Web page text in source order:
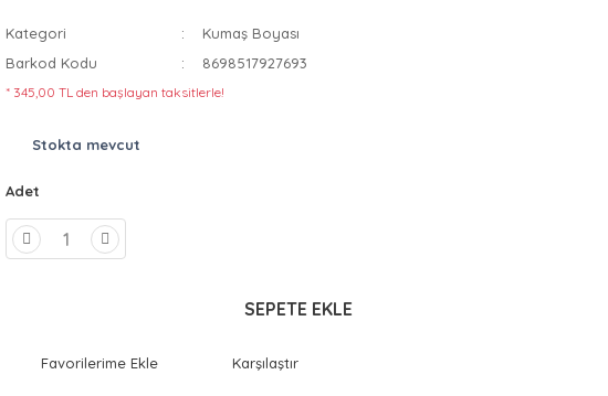
Kategori
Kumaş Boyası
Barkod Kodu
8698517927693
* 345,00 TL den başlayan taksitlerle!
Stokta mevcut
Adet
SEPETE EKLE
Karşılaştır